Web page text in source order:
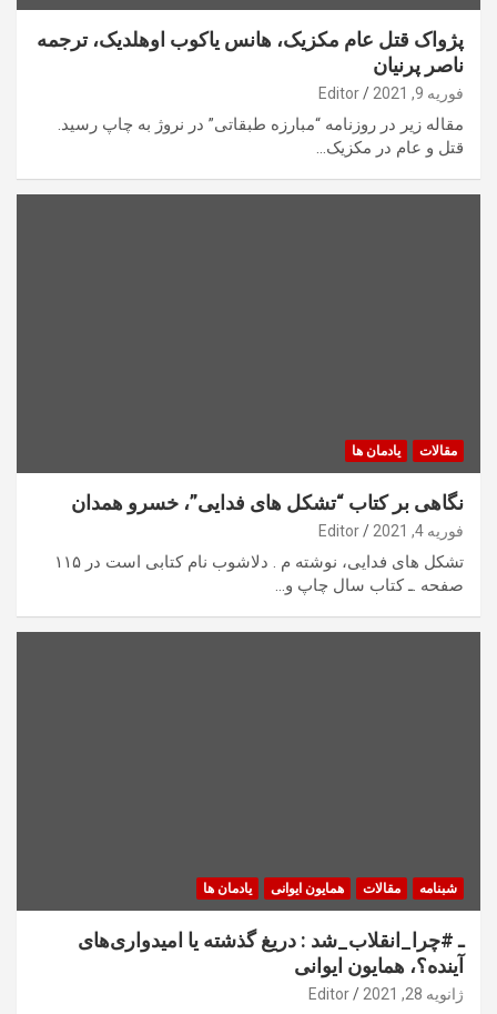
پژواک قتل عام مکزیک، هانس یاکوب اوهلدیک، ترجمه
ناصر پرنیان
فوریه 9, 2021 Editor
مقاله زیر در روزنامه “مبارزه طبقاتی” در نروژ به چاپ رسید.
قتل و عام در مکزیک…
مقالات یادمان ها
نگاهی بر کتاب “تشکل های فدایی”، خسرو همدان
فوریه 4, 2021 Editor
تشکل های فدایی، نوشته م . دلاشوب نام کتابی است در ۱۱۵
صفحه .ـ کتاب سال چاپ و…
شبنامه مقالات همایون ایوانی یادمان ها
ـ #چرا_انقلاب_شد : دریغ گذشته یا امیدواری‌های
آینده؟، همایون ایوانی
ژانویه 28, 2021 Editor